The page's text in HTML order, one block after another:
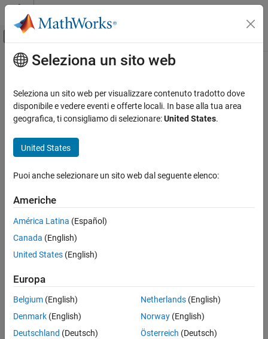
Vai al contenuto
Attiva/disattiva menu di navigazione
Pagina iniziale della documentazione
Bioinformatics Toolbox
High-Throughput Sequencing
Data Import
ON THIS PAGE
Description
Input Arguments
Output Arguments
See Also
Contenuto principale
getDictionary
Class:BioIndexedFile
file associated with BioIndexedFile object
Syntax
Description
Dict= getDictionary(
unique character vectors specifying the names of the reference
BioIFobj
Input Arguments
BioIFobj Object of the BioIndexedFile
Seleziona un sito web
Seleziona un sito web per visualizzare contenuto tradotto dove
disponibile e vedere eventi e offerte locali. In base alla tua area
geografica, ti consigliamo di selezionare:United States.
United States
Puoi anche selezionare un sito web dal seguente elenco:
Americhe
América Latina (Español)
Canada (English)
United States (English)
Europa
Belgium (English)
Denmark (English)
Deutschland (Deutsch)
Netherlands(English)
Norway(English)
Österreich (Deutsch)